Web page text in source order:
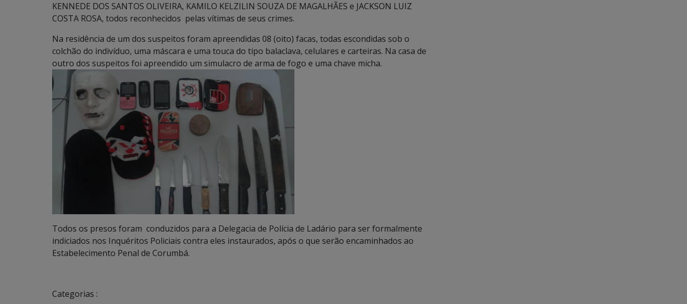
KENNEDE DOS SANTOS OLIVEIRA, KAMILO KELZILIN SOUZA DE MAGALHÃES e JACKSON LUIZ
COSTA ROSA, todos reconhecidos pelas vítimas de seus crimes.
Na residência de um dos suspeitos foram apreendidas 08 (oito) facas, todas escondidas sob o
colchão do indivíduo, uma máscara e uma touca do tipo balaclava, celulares e carteiras. Na casa de
outro dos suspeitos foi apreendido um simulacro de arma de fogo e uma chave micha.
Todos os presos foram conduzidos para a Delegacia de Polícia de Ladário para ser formalmente
indiciados nos Inquéritos Policiais contra eles instaurados, após o que serão encaminhados ao
Estabelecimento Penal de Corumbá.
Categorias :